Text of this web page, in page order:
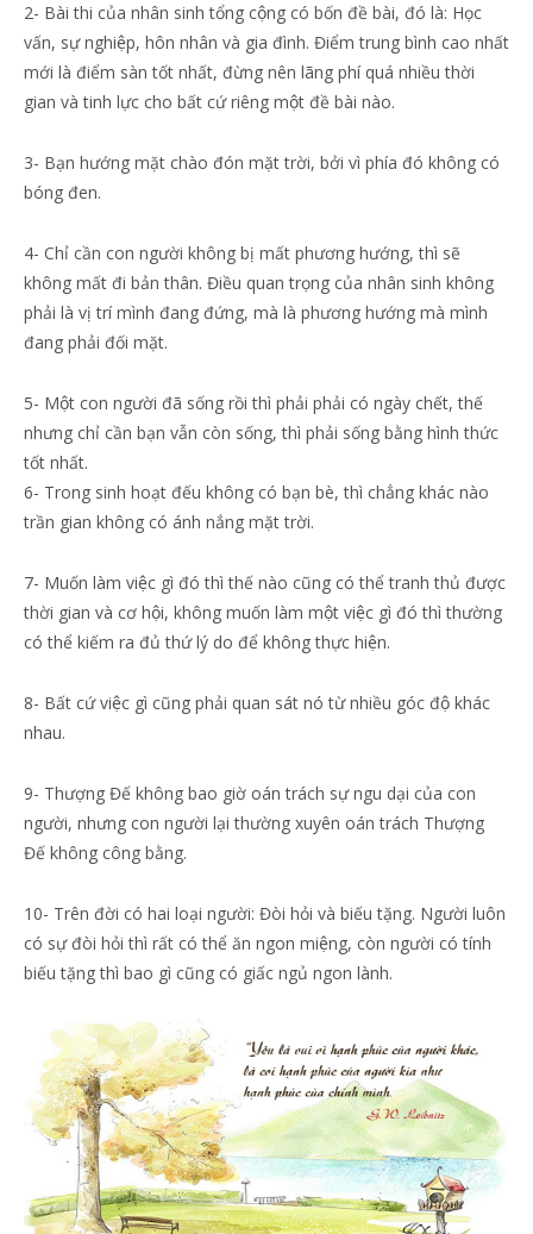
2- Bài thi của nhân sinh tổng cộng có bốn đề bài, đó là: Học
vấn, sự nghiệp, hôn nhân và gia đình. Điểm trung bình cao nhất
mới là điểm sàn tốt nhất, đừng nên lãng phí quá nhiều thời
gian và tinh lực cho bất cứ riêng một đề bài nào.
3- Bạn hướng mặt chào đón mặt trời, bởi vì phía đó không có
bóng đen.
4- Chỉ cần con người không bị mất phương hướng, thì sẽ
không mất đi bản thân. Điều quan trọng của nhân sinh không
phải là vị trí mình đang đứng, mà là phương hướng mà mình
đang phải đối mặt.
5- Một con người đã sống rồi thì phải phải có ngày chết, thế
nhưng chỉ cần bạn vẫn còn sống, thì phải sống bằng hình thức
tốt nhất.
6- Trong sinh hoạt đếu không có bạn bè, thì chẳng khác nào
trần gian không có ánh nắng mặt trời.
7- Muốn làm việc gì đó thì thế nào cũng có thể tranh thủ được
thời gian và cơ hội, không muốn làm một việc gì đó thì thường
có thể kiếm ra đủ thứ lý do để không thực hiện.
8- Bất cứ việc gì cũng phải quan sát nó từ nhiều góc độ khác
nhau.
9- Thượng Đế không bao giờ oán trách sự ngu dại của con
người, nhưng con người lại thường xuyên oán trách Thượng
Đế không công bằng.
10- Trên đời có hai loại người: Đòi hỏi và biếu tặng. Người luôn
có sự đòi hỏi thì rất có thể ăn ngon miệng, còn người có tính
biếu tặng thì bao gì cũng có giấc ngủ ngon lành.